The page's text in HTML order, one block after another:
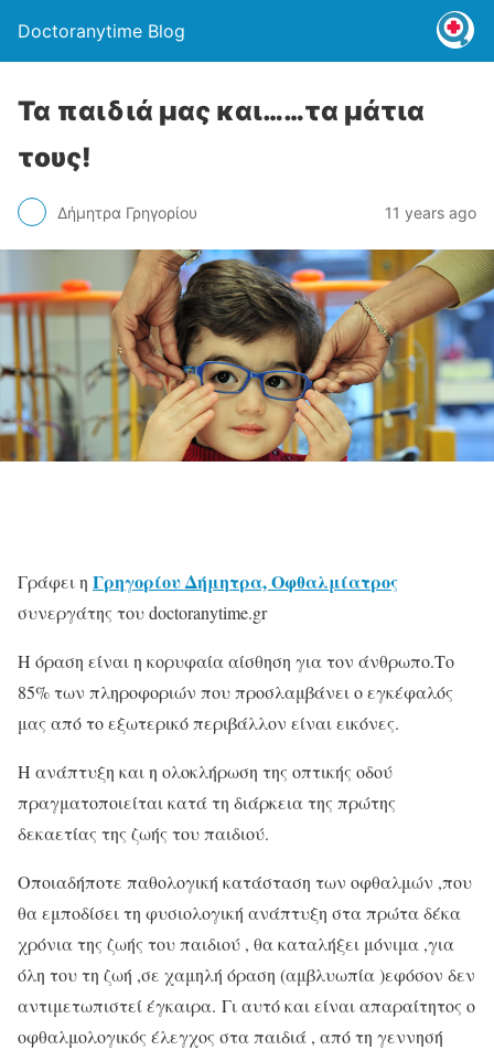
Doctoranytime Blog
Τα παιδιά μας και……τα μάτια
τους!
Δήμητρα Γρηγορίου 11 years ago
Γράφει η Γρηγορίου Δήμητρα, Οφθαλμίατρος
συνεργάτης του doctoranytime.gr
Η όραση είναι η κορυφαία αίσθηση για τον άνθρωπο.Το
85% των πληροφοριών που προσλαμβάνει ο εγκέφαλός
μας από το εξωτερικό περιβάλλον είναι εικόνες.
Η ανάπτυξη και η ολοκλήρωση της οπτικής οδού
πραγματοποιείται κατά τη διάρκεια της πρώτης
δεκαετίας της ζωής του παιδιού.
Οποιαδήποτε παθολογική κατάσταση των οφθαλμών ,που
θα εμποδίσει τη φυσιολογική ανάπτυξη στα πρώτα δέκα
χρόνια της ζωής του παιδιού , θα καταλήξει μόνιμα ,για
όλη του τη ζωή ,σε χαμηλή όραση (αμβλυωπία )εφόσον δεν
αντιμετωπιστεί έγκαιρα. Γι αυτό και είναι απαραίτητος ο
οφθαλμολογικός έλεγχος στα παιδιά , από τη γεννησή